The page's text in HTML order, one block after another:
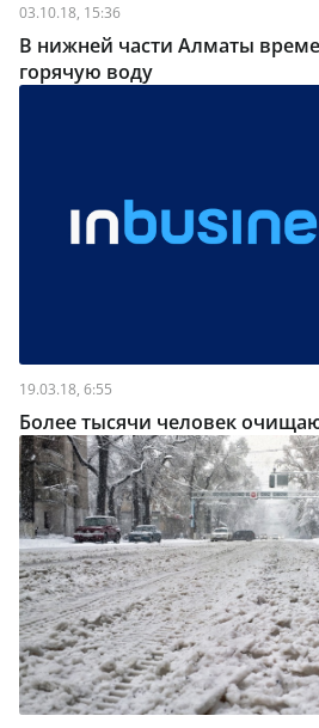
03.10.18, 15:36
В нижней части Алматы
горячую воду
19.03.18, 6:55
Более тысячи человек